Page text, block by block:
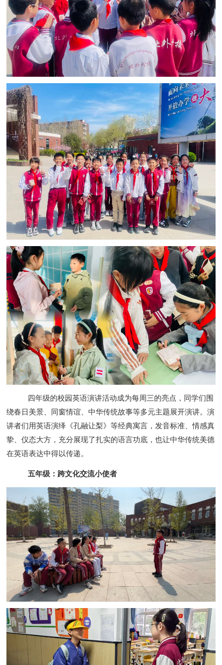
四年级的校园英语演讲活动成为每周三的亮点，同学们围
绕春日美景、同窗情谊、中华传统故事等多元主题展开演讲。演
讲者们用英语演绎《孔融让梨》等经典寓言，发音标准、情感真
挚、仪态大方，充分展现了扎实的语言功底，也让中华传统美德
在英语表达中得以传递。
五年级：跨文化交流小使者